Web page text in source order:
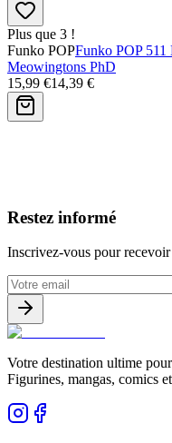
Plus que 3 !
Funko POPFunko POP 511
Meowingtons PhD
15,99 €14,39 €
Restez informé
Inscrivez-vous pour
Votre destination ultime
Figurines, mangas, comics